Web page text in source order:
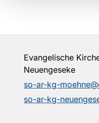
Evangelische
Neuengeseke
so-ar-kg-
so-ar-kg-